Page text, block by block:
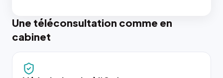
Une téléconsultation comme en
cabinet